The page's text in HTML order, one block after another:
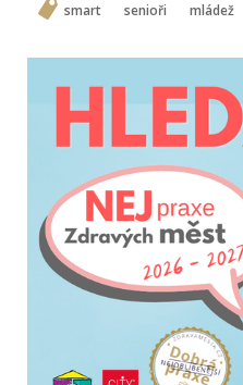
smart senioři mládež